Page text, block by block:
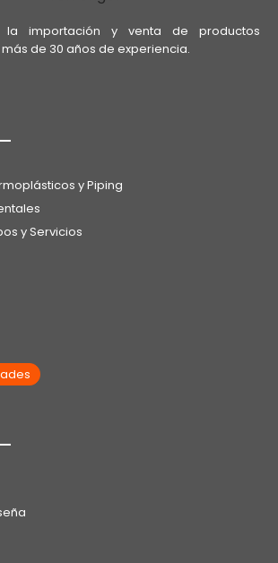
la importación y venta de productos
de 30 años de experiencia.
y Piping
y Servicios